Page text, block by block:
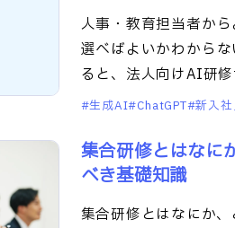
人事・教育担当者か
選べばよいかわから
ると、法人向けAI研
のAI研修
生成AI ChatGPT 新入
集合研修とはなに
べき基礎知識
集合研修とはなにか